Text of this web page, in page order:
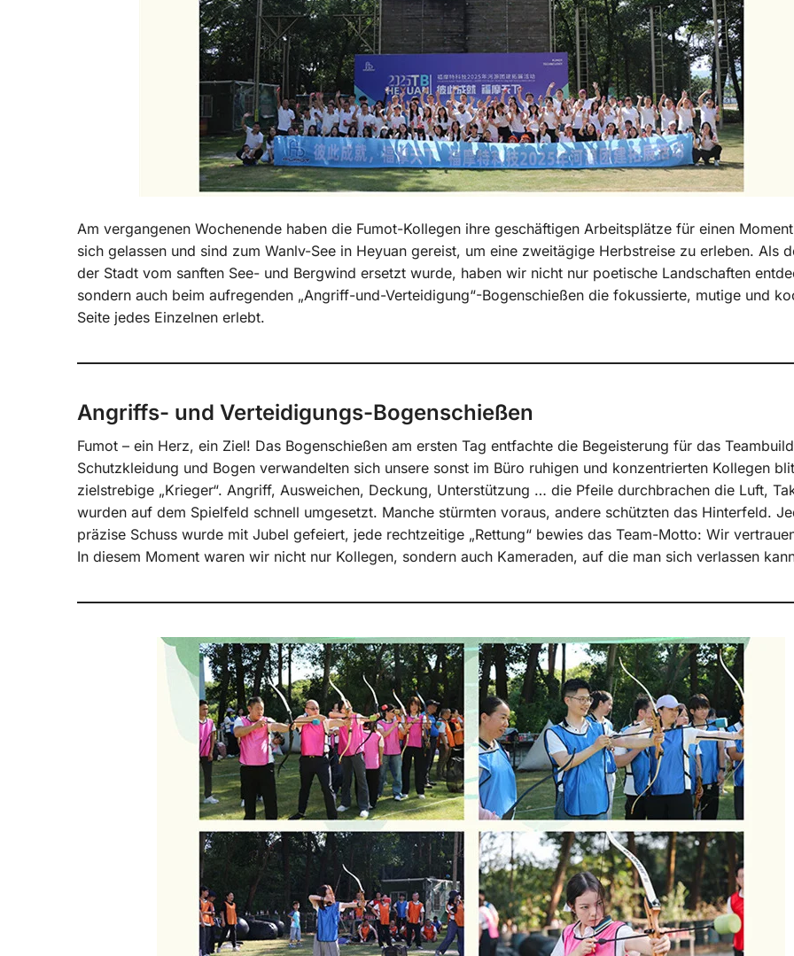
Am vergangenen Wochenende haben die Fumot-Kollegen ihre geschäftigen Arbeitsplätze für einen
sich gelassen und sind zum Wanlv-See in Heyuan gereist, um eine zweitägige Herbstreise zu erleben. Als
der Stadt vom sanften See- und Bergwind ersetzt wurde, haben wir nicht nur poetische Landschaften
sondern auch beim aufregenden „Angriff-und-Verteidigung“-Bogenschießen die fokussierte, mutige und
Seite jedes Einzelnen erlebt.
Angriffs- und Verteidigungs-Bogenschießen
Fumot – ein Herz, ein Ziel! Das Bogenschießen am ersten Tag entfachte die Begeisterung für das
Schutzkleidung und Bogen verwandelten sich unsere sonst im Büro ruhigen und konzentrierten Kollegen
zielstrebige „Krieger“. Angriff, Ausweichen, Deckung, Unterstützung … die Pfeile durchbrachen die Luft,
wurden auf dem Spielfeld schnell umgesetzt. Manche stürmten voraus, andere schützten das Hinterfeld.
präzise Schuss wurde mit Jubel gefeiert, jede rechtzeitige „Rettung“ bewies das Team-Motto: Wir
In diesem Moment waren wir nicht nur Kollegen, sondern auch Kameraden, auf die man sich verlassen